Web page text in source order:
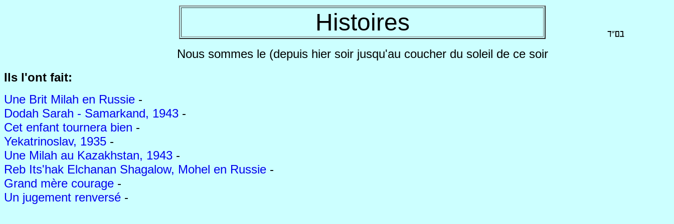
Histoires
Nous sommes le (depuis hier soir jusqu'au coucher du soleil de ce soir
Ils l'ont fait:
Une Brit Milah en Russie -
Dodah Sarah - Samarkand, 1943 -
Cet enfant tournera bien -
Yekatrinoslav, 1935 -
Une Milah au Kazakhstan, 1943 -
Reb Its'hak Elchanan Shagalow, Mohel en Russie -
Grand mère courage -
Un jugement renversé -